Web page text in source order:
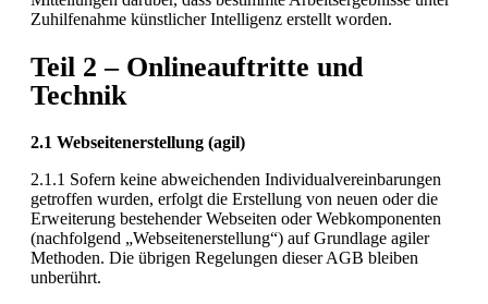
Zuhilfenahme künstlicher Intelligenz erstellt worden.
Teil 2 – Onlineauftritte und
Technik
2.1 Webseitenerstellung (agil)
2.1.1 Sofern keine abweichenden Individualvereinbarungen
getroffen wurden, erfolgt die Erstellung von neuen oder die
Erweiterung bestehender Webseiten oder Webkomponenten
(nachfolgend „Webseitenerstellung“) auf Grundlage agiler
Methoden. Die übrigen Regelungen dieser AGB bleiben
unberührt.